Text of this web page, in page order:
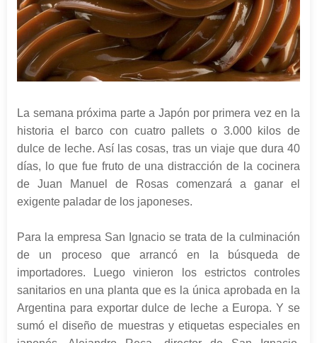
La semana próxima parte a Japón por primera vez en la
historia el barco con cuatro pallets o 3.000 kilos de
dulce de leche. Así las cosas, tras un viaje que dura 40
días, lo que fue fruto de una distracción de la cocinera
de Juan Manuel de Rosas comenzará a ganar el
exigente paladar de los japoneses.
Para la empresa San Ignacio se trata de la culminación
de un proceso que arrancó en la búsqueda de
importadores. Luego vinieron los estrictos controles
sanitarios en una planta que es la única aprobada en la
Argentina para exportar dulce de leche a Europa. Y se
sumó el diseño de muestras y etiquetas especiales en